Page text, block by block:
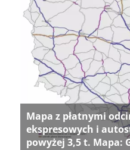
Mapa z płatnymi
ekspresowych i
powyżej 3,5 t. Mapa: